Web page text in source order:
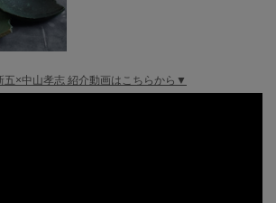
×中山孝志 紹介動画はこちらから▼